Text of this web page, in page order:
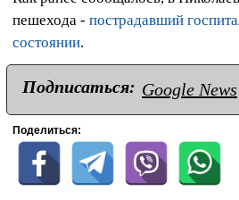
пешехода - пострадавший
состоянии.
Подписаться: Google News
Поделиться: